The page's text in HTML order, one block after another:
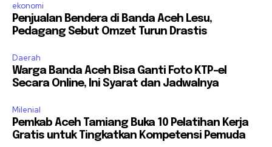
ekonomi
Penjualan Bendera di Banda Aceh Lesu,
Pedagang Sebut Omzet Turun Drastis
Daerah
Warga Banda Aceh Bisa Ganti Foto KTP-el
Secara Online, Ini Syarat dan Jadwalnya
Milenial
Pemkab Aceh Tamiang Buka 10 Pelatihan Kerja
Gratis untuk Tingkatkan Kompetensi Pemuda